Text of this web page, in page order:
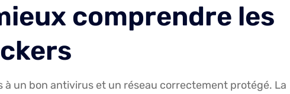
comprendre les
un bon antivirus et un réseau correctement protégé. La